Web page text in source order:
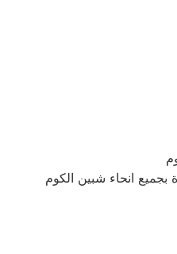
بجميع انحاء شبين الكوم